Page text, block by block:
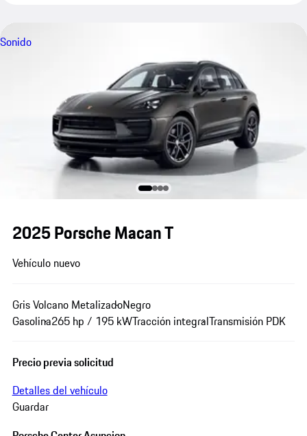
Sonido
2025 Porsche Macan T
Vehículo nuevo
Gris Volcano MetalizadoNegro
Gasolina265 hp / 195 kWTracción integralTransmisión PDK
Precio previa solicitud
Detalles del vehículo
Guardar